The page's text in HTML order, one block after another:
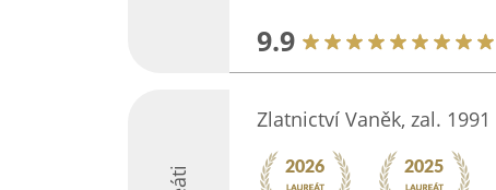
9.9
Zlatnictví Vaněk, zal. 1991